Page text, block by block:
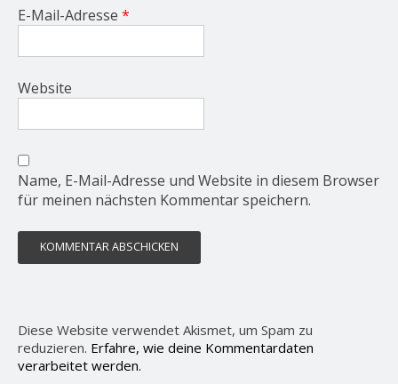
E-Mail-Adresse *
Website
Name, E-Mail-Adresse und Website in diesem Browser
für meinen nächsten Kommentar speichern.
Diese Website verwendet Akismet, um Spam zu
reduzieren. Erfahre, wie deine Kommentardaten
verarbeitet werden.